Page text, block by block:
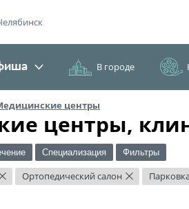
В городе
центры
центры,
Специализация Фильтры
Ортопедический салон ×